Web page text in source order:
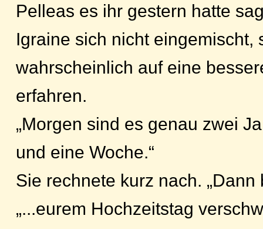
Pelleas es ihr gestern hatte
Igraine sich nicht eingemischt,
wahrscheinlich auf eine
erfahren.
„Morgen sind es genau zwei
und eine Woche.“
Sie rechnete kurz nach. „Dann
„...eurem Hochzeitstag